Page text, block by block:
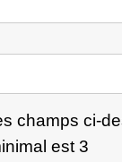
champs ci-
est 3